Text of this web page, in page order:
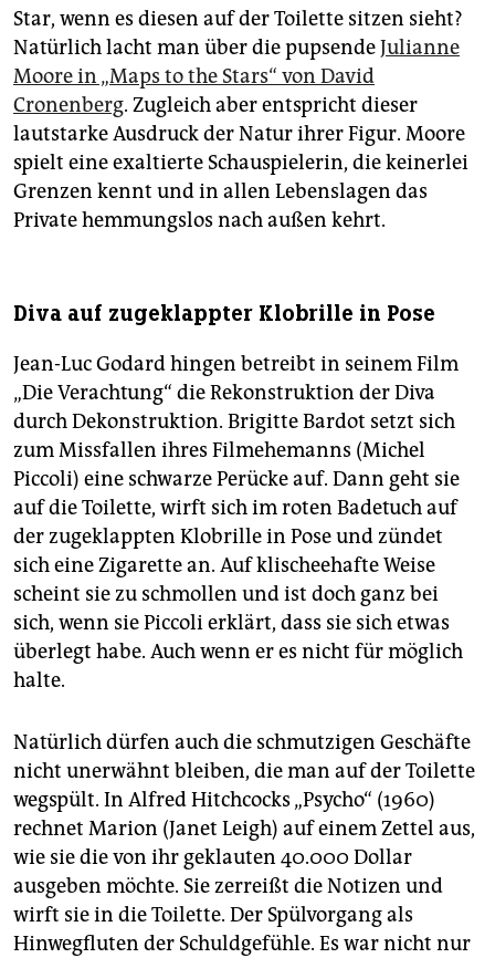
Star, wenn es diesen auf der Toilette sitzen sieht?
Natürlich lacht man über die pupsendeJulianne
Moore in „Maps to the Stars“ von David
Cronenberg. Zugleich aber entspricht dieser
lautstarke Ausdruck der Natur ihrer Figur. Moore
spielt eine exaltierte Schauspielerin, die keinerlei
Grenzen kennt und in allen Lebenslagen das
Private hemmungslos nach außen kehrt.
Diva auf zugeklappter Klobrille in Pose
Jean-Luc Godard hingen betreibt in seinem Film
„Die Verachtung“ die Rekonstruktion der Diva
durch De­kon­struk­tion. Brigitte Bardot setzt sich
zum Missfallen ihres Filmehemanns (Michel
Piccoli) eine schwarze Perücke auf. Dann geht sie
auf die Toilette, wirft sich im roten Badetuch auf
der zugeklappten Klobrille in Pose und zündet
sich eine Zigarette an. Auf klischeehafte Weise
scheint sie zu schmollen und ist doch ganz bei
sich, wenn sie Piccoli erklärt, dass sie sich etwas
überlegt habe. Auch wenn er es nicht für möglich
halte.
Natürlich dürfen auch die schmutzigen Geschäfte
nicht unerwähnt bleiben, die man auf der Toilette
wegspült. In Alfred Hitchcocks „Psycho“ (1960)
rechnet Marion (Janet Leigh) auf einem Zettel aus,
wie sie die von ihr geklauten 40.000 Dollar
ausgeben möchte. Sie zerreißt die Notizen und
wirft sie in die Toilette. Der Spülvorgang als
Hinwegfluten der Schuldgefühle. Es war nicht nur